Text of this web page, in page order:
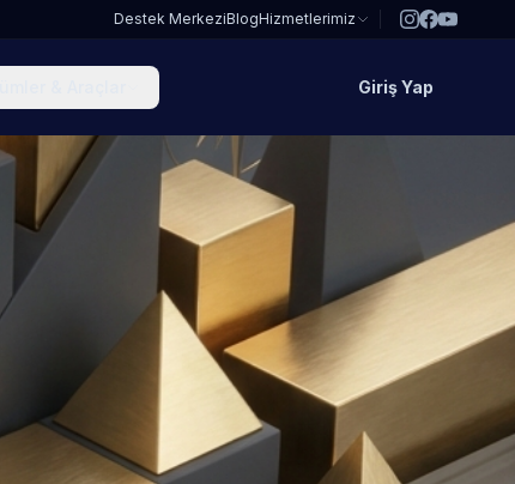
Destek MerkeziBlogHizmetlerimiz
Giriş Yap